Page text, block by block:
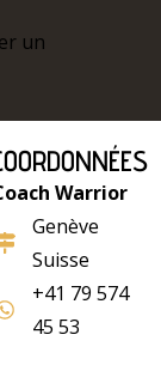
un
Warrior
Genève
Suisse
+41 79 574
45 53